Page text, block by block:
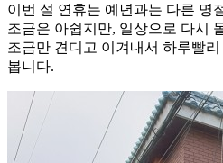
이번 설 연휴는 예년과는 다른 명
조금은 아쉽지만, 일상으로 다시
조금만 견디고 이겨내서 하루빨
봅니다.